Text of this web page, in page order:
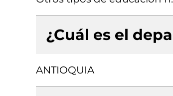
¿Cuál es el
ANTIOQUIA